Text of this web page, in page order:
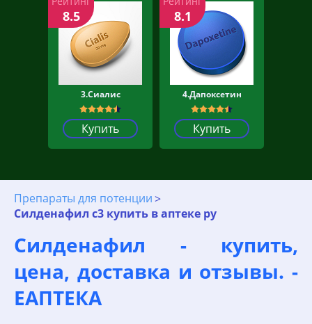
3.Сиалис
Купить
8.5
4.Дапоксетин
Купить
8.1
Препараты для потенции
Силденафил с3 купить в аптеке ру
Силденафил - купить,
цена, доставка и отзывы. -
ЕАПТЕКА